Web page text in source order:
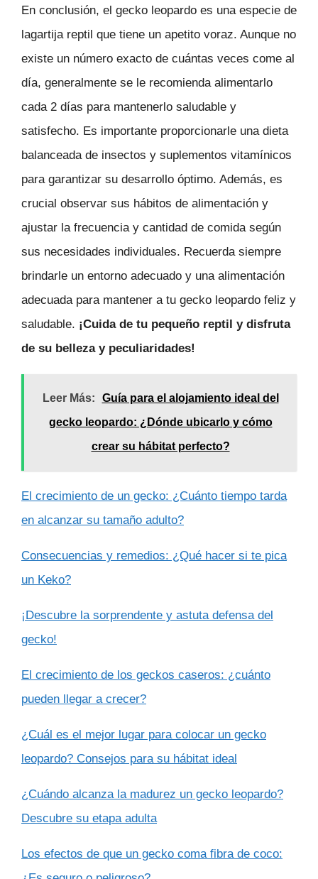
En conclusión, el gecko leopardo es una especie de
lagartija reptil que tiene un apetito voraz. Aunque no
existe un número exacto de cuántas veces come al
día, generalmente se le recomienda alimentarlo
cada 2 días para mantenerlo saludable y
satisfecho. Es importante proporcionarle una dieta
balanceada de insectos y suplementos vitamínicos
para garantizar su desarrollo óptimo. Además, es
crucial observar sus hábitos de alimentación y
ajustar la frecuencia y cantidad de comida según
sus necesidades individuales. Recuerda siempre
brindarle un entorno adecuado y una alimentación
adecuada para mantener a tu gecko leopardo feliz y
saludable. ¡Cuida de tu pequeño reptil y disfruta
de su belleza y peculiaridades!
Leer Más:
Guía para el alojamiento ideal del
gecko leopardo: ¿Dónde ubicarlo y cómo
crear su hábitat perfecto?
El crecimiento de un gecko: ¿Cuánto tiempo tarda
en alcanzar su tamaño adulto?
Consecuencias y remedios: ¿Qué hacer si te pica
un Keko?
¡Descubre la sorprendente y astuta defensa del
gecko!
El crecimiento de los geckos caseros: ¿cuánto
pueden llegar a crecer?
¿Cuál es el mejor lugar para colocar un gecko
leopardo? Consejos para su hábitat ideal
¿Cuándo alcanza la madurez un gecko leopardo?
Descubre su etapa adulta
Los efectos de que un gecko coma fibra de coco: